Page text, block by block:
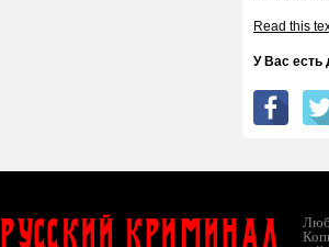
Read this
У Вас есть
Русский Криминал